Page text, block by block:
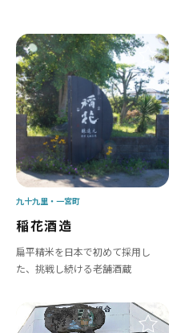
稲花酒造
扁平精米を日本で初めて採用し
た、挑戦し続ける老舗酒蔵
九十九里 一宮町